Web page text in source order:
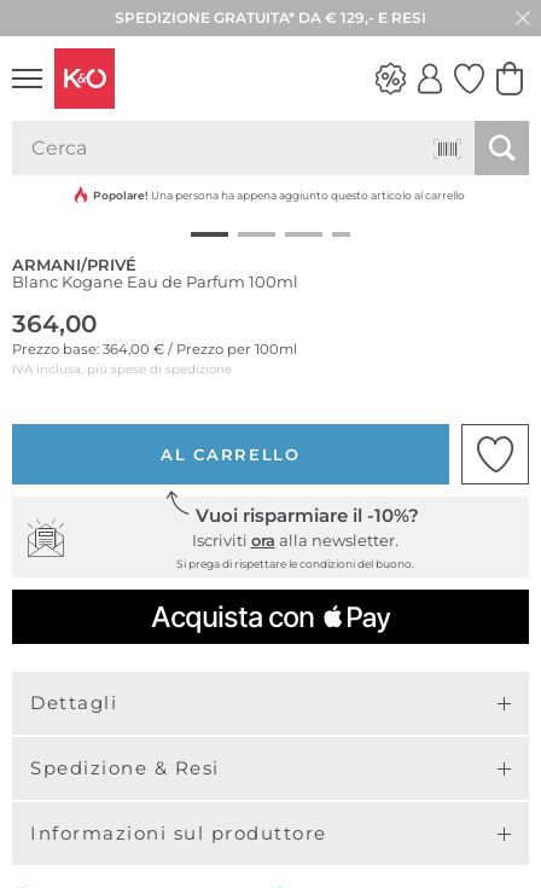
SPEDIZIONE GRATUITA* DA € 129,- E RESI
30 GIORNI DI RESO
VIBES
Popolare! Una persona ha appena aggiunto questo articolo al carrello
ARMANI/PRIVÉ
Blanc Kogane Eau de Parfum 100ml
364,00
Prezzo base: 364,00 € / Prezzo per 100ml
IVA inclusa, più spese di spedizione
AL CARRELLO
Vuoi risparmiare il -10%?
Iscriviti ora alla newsletter.
Si prega di rispettare le condizioni del buono.
Dettagli
Spedizione & Resi
Informazioni sul produttore